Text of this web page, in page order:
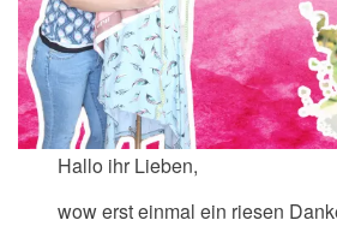
Hallo ihr Lieben,
wow erst einmal ein riesen